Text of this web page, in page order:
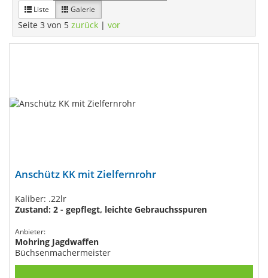
Liste Galerie
Seite 3 von 5 zurück | vor
Anschütz KK mit Zielfernrohr
Kaliber: .22lr
Zustand: 2 - gepflegt, leichte Gebrauchsspuren
Anbieter:
Mohring Jagdwaffen
Büchsenmachermeister